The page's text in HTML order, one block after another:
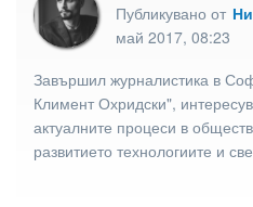
Публикувано от
май 2017, 08:23
Завършил журналистика в
Климент Охридски",
актуалните процеси в
развитието технологиите и